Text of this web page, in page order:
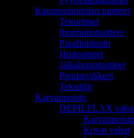
Kauneushoitolan tuotteet
Tekoripset
Ihonhoitotuotteet
Parafiinihoito
Hoitoaineet
Jalkahoitotuotteet
Pientarvikkeet
Tekstiilit
Karvanpoisto
DEPILFLAX
Kovat vahat